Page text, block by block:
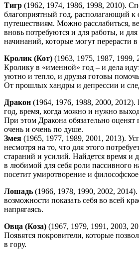
Тигр (1962, 1974, 1986, 1998, 2010).
благоприятный год, располагающий к
путешествиям. Можно расслабиться,
вновь потребуются и для работы, и
начинаний, которые могут перерасти
Кролик (Кот) (1963, 1975, 1987, 1999,
Кролику в «именной» год – и дела
уютно и тепло, и друзья готовы
От прошлых хандры и депрессии и
Дракон (1964, 1976, 1988, 2000,
год, время, когда можно и нужно
При этом Дракона обязательно оценят
очень и очень по душе.
Змея (1965, 1977, 1989, 2001, 2013).
несмотря на то, что для этого
стараний и усилий. Найдется время и
в любимой для себя роли пассивного
посетит умиротворение и
Лошадь (1966, 1978, 1990, 2002,
возможности показать себя во всей
напрягаясь.
Овца (Коза) (1967, 1979, 1991, 2003,
Появятся покровители, которые
в гору.